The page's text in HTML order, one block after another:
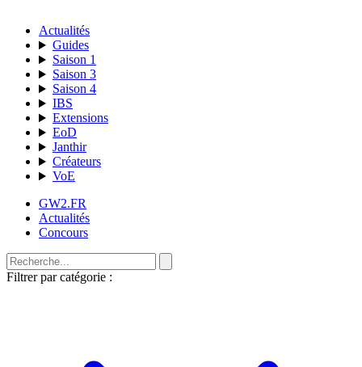
Actualités
Guides
Saison 1
Saison 3
Saison 4
IBS
Extensions
EoD
Janthir
Créateurs
VoE
GW2.FR
Actualités
Concours
Filtrer par catégorie :